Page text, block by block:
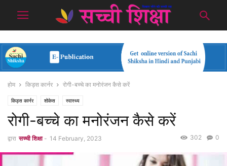
होम किड्स कार्नर रोगी-बच्चे का मनोरंजन कैसे करें
किड्स कार्नर शोकेस स्वास्थ्य
रोगी-बच्चे का मनोरंजन कैसे करें
द्वारा सच्ची शिक्षा - 14 February, 2023 0
302